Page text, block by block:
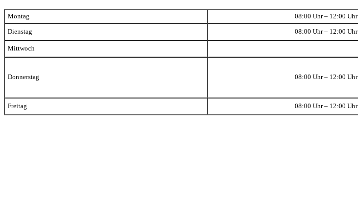
Montag 08:00 Uhr – 12:00 Uhr
Dienstag 08:00 Uhr – 12:00 Uhr
Mittwoch
Donnerstag 08:00 Uhr – 12:00 Uhr
Freitag 08:00 Uhr – 12:00 Uhr